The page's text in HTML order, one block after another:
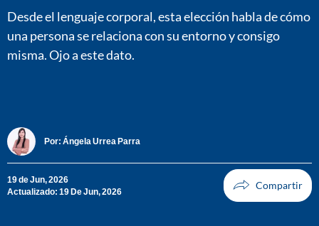
Desde el lenguaje corporal, esta elección habla de cómo
una persona se relaciona con su entorno y consigo
misma. Ojo a este dato.
Por: Ángela Urrea Parra
19 de Jun, 2026
Actualizado: 19 De Jun, 2026